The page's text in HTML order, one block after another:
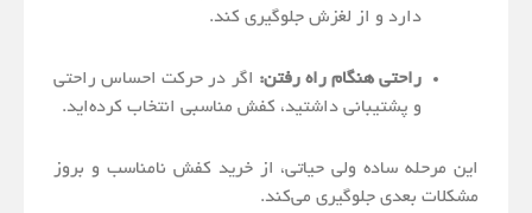
دارد و از لغزش جلوگیری کند.
راحتی هنگام راه رفتن: اگر در حرکت احساس راحتی
و پشتیبانی داشتید، کفش مناسبی انتخاب کرده‌اید.
این مرحله ساده ولی حیاتی، از خرید کفش نامناسب و بروز
مشکلات بعدی جلوگیری می‌کند.